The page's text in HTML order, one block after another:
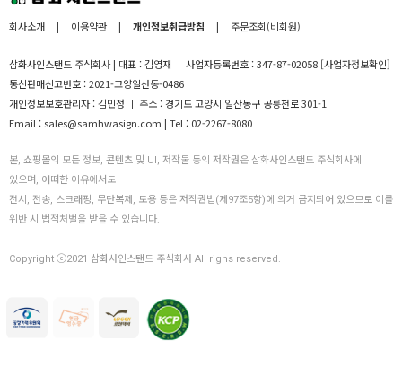
회사소개 | 이용약관 | 개인정보취급방침 | 주문조회(비회원)
삼화사인스탠드 주식회사 | 대표 : 김영재 ㅣ 사업자등록번호 : 347-87-02058 [사업자정보확인]
통신판매신고번호 : 2021-고양일산동-0486
개인정보보호관리자 : 김민정 ㅣ 주소 : 경기도 고양시 일산동구 공릉천로 301-1
Email : sales@samhwasign.com | Tel : 02-2267-8080
본, 쇼핑몰의 모든 정보, 콘텐츠 및 UI, 저작물 등의 저작권은 삼화사인스탠드 주식회사에
있으며, 어떠한 이유에서도
전시, 전송, 스크래핑, 무단복제, 도용 등은 저작권법(제97조5항)에 의거 금지되어 있으므로 이를
위반 시 법적처벌을 받을 수 있습니다.
Copyright ⓒ2021 삼화사인스탠드 주식회사 All righs reserved.